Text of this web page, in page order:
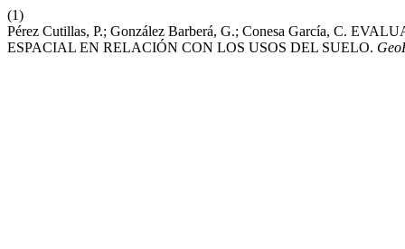
(1)
Pérez Cutillas, P.; González Barberá, G.; Conesa García, C.
ESPACIAL EN RELACIÓN CON LOS USOS DEL SUELO.